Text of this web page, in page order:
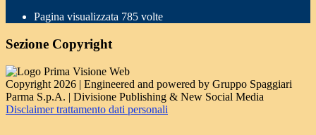
Pagina visualizzata 785 volte
Sezione Copyright
Copyright 2026 | Engineered and powered by Gruppo Spaggiari
Parma S.p.A. | Divisione Publishing & New Social Media
Disclaimer trattamento dati personali